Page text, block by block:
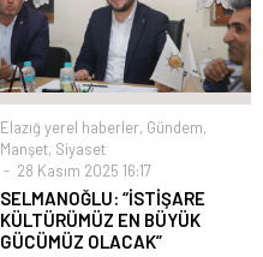
Elazığ yerel haberler, Gündem,
Manşet, Siyaset
28 Kasım 2025 16:17
SELMANOĞLU: “İSTİŞARE
KÜLTÜRÜMÜZ EN BÜYÜK
GÜCÜMÜZ OLACAK”